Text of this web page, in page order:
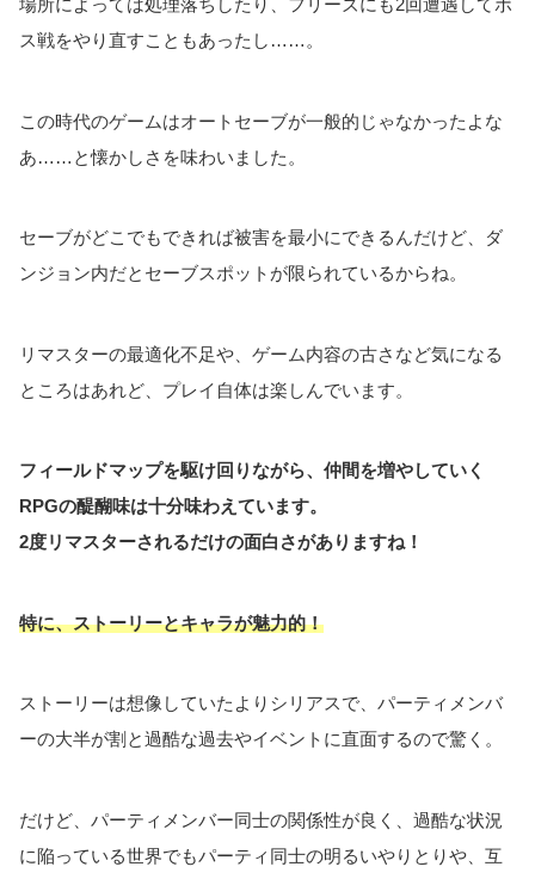
場所によっては処理落ちしたり、フリーズにも2回遭遇してボ
ス戦をやり直すこともあったし……。
この時代のゲームはオートセーブが一般的じゃなかったよな
あ……と懐かしさを味わいました。
セーブがどこでもできれば被害を最小にできるんだけど、ダ
ンジョン内だとセーブスポットが限られているからね。
リマスターの最適化不足や、ゲーム内容の古さなど気になる
ところはあれど、プレイ自体は楽しんでいます。
フィールドマップを駆け回りながら、仲間を増やしていく
RPGの醍醐味は十分味わえています。
2度リマスターされるだけの面白さがありますね！
特に、ストーリーとキャラが魅力的！
ストーリーは想像していたよりシリアスで、パーティメンバ
ーの大半が割と過酷な過去やイベントに直面するので驚く。
だけど、パーティメンバー同士の関係性が良く、過酷な状況
に陥っている世界でもパーティ同士の明るいやりとりや、互